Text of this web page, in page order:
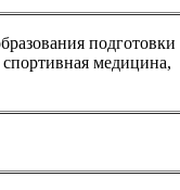
подготовки
медицина,